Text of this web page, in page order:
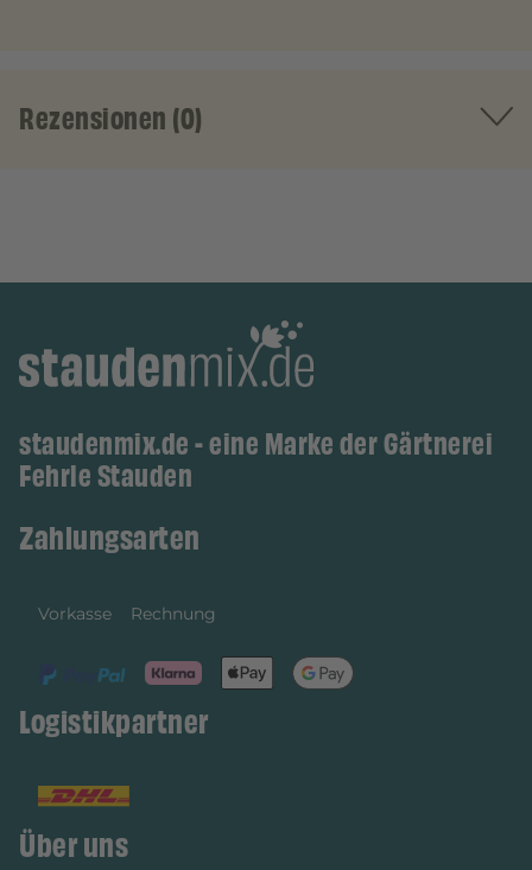
Rezensionen (0)
staudenmix.de - eine Marke der Gärtnerei
Fehrle Stauden
Zahlungsarten
Vorkasse Rechnung
Logistikpartner
Über uns